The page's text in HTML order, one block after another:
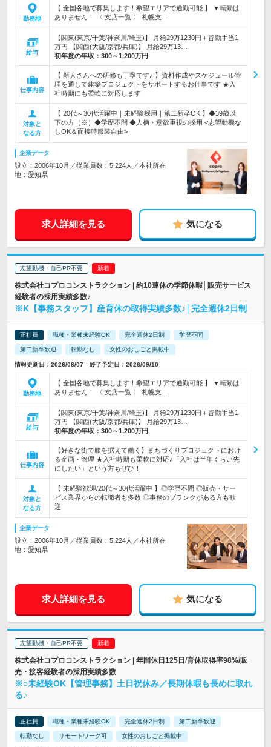
勤務地
【 全国各地で募集します！希望エリアで通勤可能 】 ▼転勤は
ありません！ 〈 支店一覧 〉 札幌支…
給与
【関東(東京/千葉/神奈川/埼玉)】 月給29万1230円＋皆勤手当1
万円 【関西(大阪/京都/兵庫)】 月給29万13…
初年度の年収： 300～1,200万円
仕事内容
【 新人さんへの研修も丁寧です♪ 】資料作成やスケジュール管
理を通して建築プロジェクトをサポートするお仕事です ★入
社時期にも柔軟に対応します
対象と
なる方
【 20代～30代活躍中｜未経験採用｜第二新卒OK 】◆39歳以
下の方（※）◆学歴不問 ◆人柄・意欲重視の採用 <志望動機な
しOK＆面接時服装自由>
企業データ
設立：2006年10月／従業員数：5,224人／本社所在
地：愛知県
求人詳細を見る 気になる
志望動機・自己PR不要
株式会社コプロコンストラクション | 約10連休の季節休暇│販売サービス
経験者の採用実績多数♪
※K【事務スタッフ】産育休の取得実績多数♪│完全週休2日制
正社員 職種・業種未経験OK 完全週休2日制 学歴不問
第二新卒歓迎 転勤なし 女性のおしごと掲載中
情報更新日：2026/08/07 終了予定日：2026/09/10
勤務地
【 全国各地で募集します！希望エリアで通勤可能 】 ▼転勤は
ありません！ 〈 支店一覧 〉 札幌支…
給与
【関東(東京/千葉/神奈川/埼玉)】 月給29万1230円＋皆勤手当1
万円 【関西(大阪/京都/兵庫)】 月給29万13…
初年度の年収： 300～1,200万円
仕事内容
【好きな街で腰を据えて働く】まちづくりプロジェクトにおけ
る企画・管理 ★入社時期も柔軟に対応♪「入社は半年くらい先
にしたい」という方もぜひ！
対象と
なる方
【 未経験歓迎/20代～30代活躍中 】◎学歴不問 ◎販売・サー
ビス業界からの転職者も多数 ◎事務のブランクがある方も歓
迎
企業データ
設立：2006年10月／従業員数：5,224人／本社所在
地：愛知県
求人詳細を見る 気になる
志望動機・自己PR不要
株式会社コプロコンストラクション | 年間休日125日/育休取得率98%/販
売・接客経験者の採用実績多数
※○未経験OK【管理事務】土日祝休み／長期休暇も長めに取れ
る♪
正社員 職種・業種未経験OK 完全週休2日制 第二新卒歓迎
転勤なし リモートワーク可 女性のおしごと掲載中